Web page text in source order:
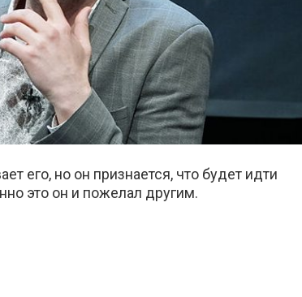
его, но он признается, что будет идти
это он и пожелал другим.